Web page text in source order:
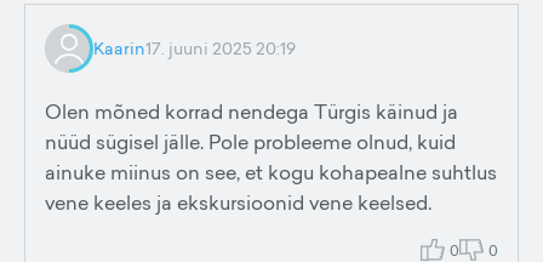
Kaarin17. juuni 2025 20:19
Olen mõned korrad nendega Türgis käinud ja
nüüd sügisel jälle. Pole probleeme olnud, kuid
ainuke miinus on see, et kogu kohapealne suhtlus
vene keeles ja ekskursioonid vene keelsed.
0 0